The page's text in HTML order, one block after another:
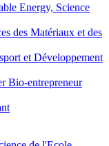
Energy, Science
des Matériaux et des
et Développement
Bio-entrepreneur